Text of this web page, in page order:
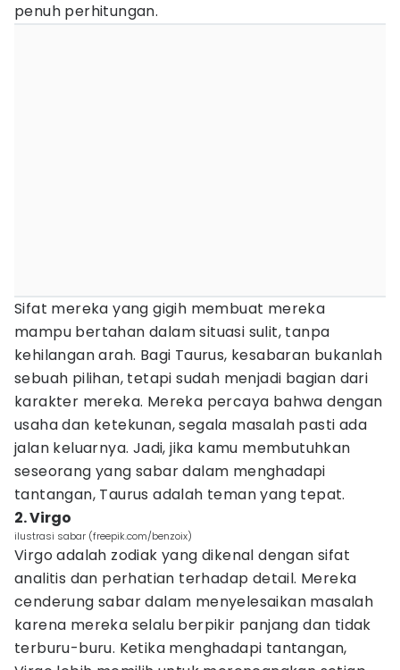
penuh perhitungan.
Sifat mereka yang gigih membuat mereka
mampu bertahan dalam situasi sulit, tanpa
kehilangan arah. Bagi Taurus, kesabaran bukanlah
sebuah pilihan, tetapi sudah menjadi bagian dari
karakter mereka. Mereka percaya bahwa dengan
usaha dan ketekunan, segala masalah pasti ada
jalan keluarnya. Jadi, jika kamu membutuhkan
seseorang yang sabar dalam menghadapi
tantangan, Taurus adalah teman yang tepat.
2. Virgo
ilustrasi sabar (freepik.com/benzoix)
Virgo adalah zodiak yang dikenal dengan sifat
analitis dan perhatian terhadap detail. Mereka
cenderung sabar dalam menyelesaikan masalah
karena mereka selalu berpikir panjang dan tidak
terburu-buru. Ketika menghadapi tantangan,